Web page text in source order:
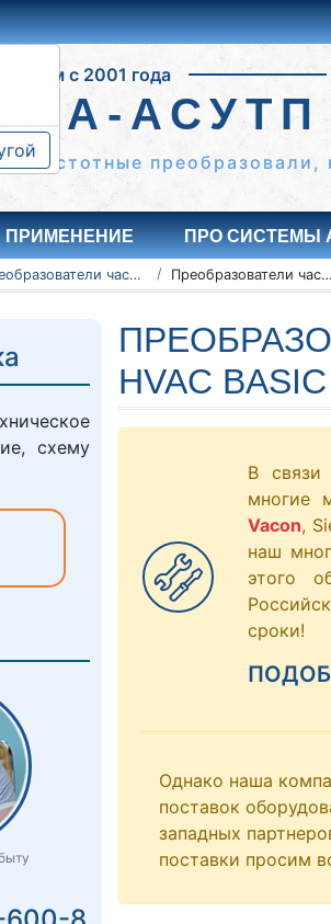
с 2001 года
АСУТП
частотные преобразовали,
ПРИМЕНЕНИЕ ПРО СИСТЕМЫ
Преобразователи частоты Danfoss Преобразователи частоты Danfoss серии VLT HVAC BASIC FC 101
HVAC
В связи
многие
Vacon,
наш
этого
сроки!
Однако наша
поставок
западных
поставки просим
схему